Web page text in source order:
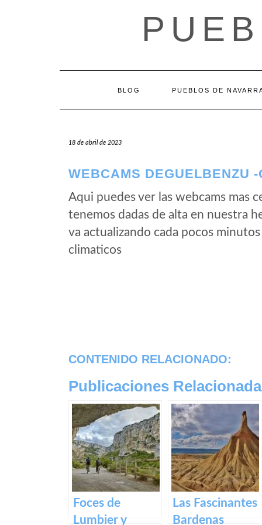
BLOG PUEBLOS DE
18 de abril de 2023
WEBCAMS DEGUELBENZU -
Aqui puedes ver las webcams mas
tenemos dadas de alta en nuestra
va actualizando cada pocos
climaticos
CONTENIDO RELACIONADO:
Publicaciones
Foces de
Lumbier y
Las Fascinantes
Bardenas